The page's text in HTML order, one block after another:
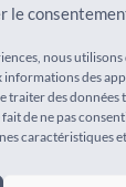
le
nous
des
traiter des
fait de ne pas
caractéristiques
SUR